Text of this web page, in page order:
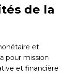
de la
et
pour mission
et financière